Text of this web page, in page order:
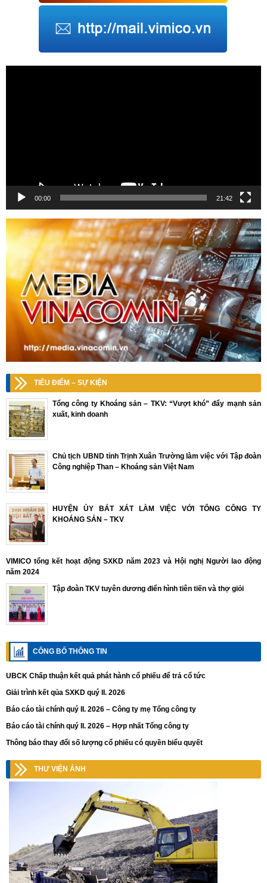
00:00 21:42
TIÊU ĐIỂM – SỰ KIỆN
Tổng công ty Khoáng sản – TKV: “Vượt khó” đẩy mạnh sản
xuất, kinh doanh
Chủ tịch UBND tỉnh Trịnh Xuân Trường làm việc với Tập đoàn
Công nghiệp Than – Khoáng sản Việt Nam
HUYỆN ỦY BÁT XÁT LÀM VIỆC VỚI TỔNG CÔNG TY
KHOÁNG SẢN – TKV
VIMICO tổng kết hoạt động SXKD năm 2023 và Hội nghị Người lao động
năm 2024
Tập đoàn TKV tuyên dương điển hình tiên tiến và thợ giỏi
CÔNG BỐ THÔNG TIN
UBCK Chấp thuận kết quả phát hành cổ phiếu để trả cổ tức
Giải trình kết qủa SXKD quý II. 2026
Báo cáo tài chính quý II. 2026 – Công ty mẹ Tổng công ty
Báo cáo tài chính quý II. 2026 – Hợp nhất Tổng công ty
Thông báo thay đổi số lượng cổ phiếu có quyền biểu quyết
THƯ VIỆN ẢNH